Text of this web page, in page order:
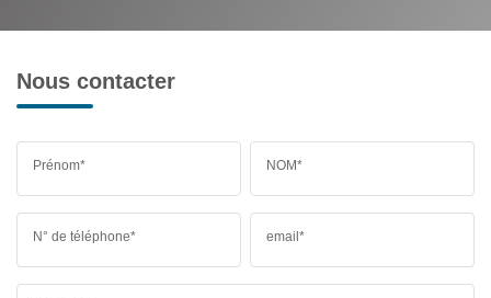
Nous contacter
Prénom* NOM*
N° de téléphone* email*